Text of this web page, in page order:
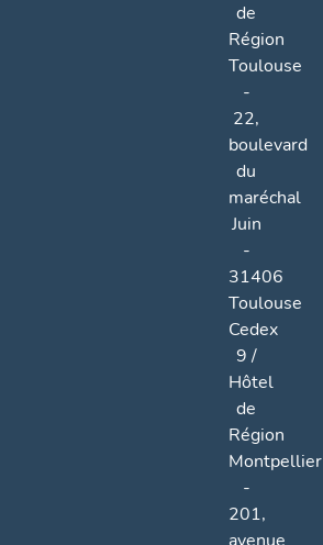
de
Région
Toulouse
-
22,
boulevard
du
maréchal
Juin
-
31406
Toulouse
Cedex
9 /
Hôtel
de
Région
Montpellier
-
201,